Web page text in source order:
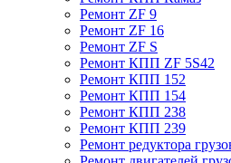
Ремонт ZF 9
Ремонт ZF 16
Ремонт ZF S
Ремонт КПП ZF 5S42
Ремонт КПП 152
Ремонт КПП 154
Ремонт КПП 238
Ремонт КПП 239
Ремонт редуктора